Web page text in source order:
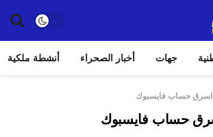
جهات أخبار الصحراء أنشطة ملكية
حساب فايسبوك
حساب فايسبوك